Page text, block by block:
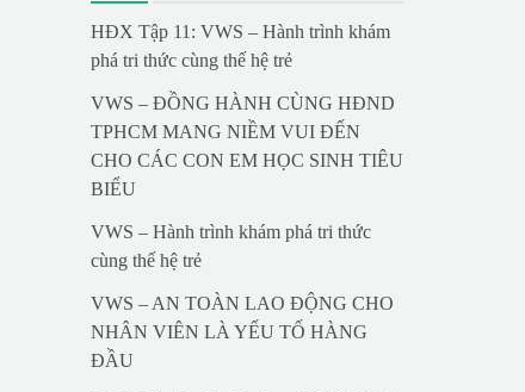
HĐX Tập 11: VWS – Hành trình khám
phá tri thức cùng thế hệ trẻ
VWS – ĐỒNG HÀNH CÙNG HĐND
TPHCM MANG NIỀM VUI ĐẾN
CHO CÁC CON EM HỌC SINH TIÊU
BIỂU
VWS – Hành trình khám phá tri thức
cùng thế hệ trẻ
VWS – AN TOÀN LAO ĐỘNG CHO
NHÂN VIÊN LÀ YẾU TỐ HÀNG
ĐẦU